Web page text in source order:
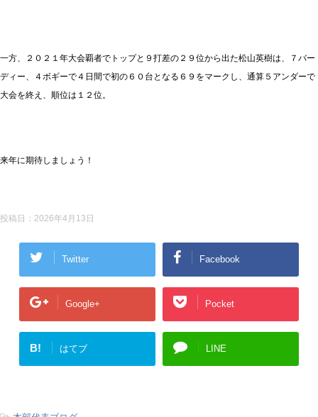
一方、２０２１年大会覇者でトップと９打差の２９位から出た松山英樹は、７バー
ディー、４ボギーで４日間で初の６０台となる６９をマークし、通算５アンダーで
大会を終え、順位は１２位。
来年に期待しましょう！
投稿日： 2026年4月13日
Twitter Facebook
Google+ Pocket
B! はてブ LINE